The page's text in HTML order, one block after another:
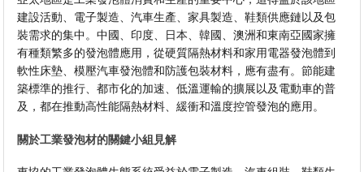
建設活動、電子製造、汽車生產、家具製造、鞋類供應鏈以及包
裝需求的集中。中國、印度、日本、韓國、澳洲和東南亞國家擁
有種類繁多的發泡體應用，從硬質隔熱材料和家用電器發泡體到
軟性床墊、模壓汽車發泡體和防護包裝材料，應有盡有。節能建
築標準的推行、都市化的加速、低溫運輸的擴展以及電動車的普
及，都在推動高性能隔熱材料、緩衝和溫度控管發泡的應用。
關於工業發泡材的關鍵小組見解